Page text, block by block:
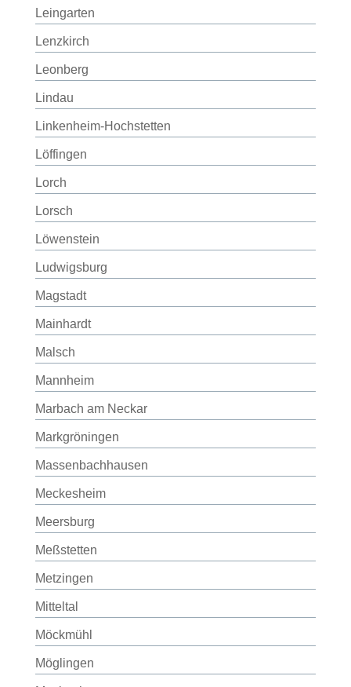
Leingarten
Lenzkirch
Leonberg
Lindau
Linkenheim-Hochstetten
Löffingen
Lorch
Lorsch
Löwenstein
Ludwigsburg
Magstadt
Mainhardt
Malsch
Mannheim
Marbach am Neckar
Markgröningen
Massenbachhausen
Meckesheim
Meersburg
Meßstetten
Metzingen
Mitteltal
Möckmühl
Möglingen